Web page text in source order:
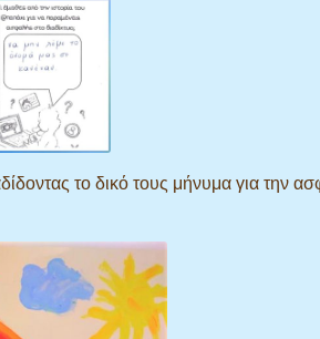
το δικό τους μήνυμα για την